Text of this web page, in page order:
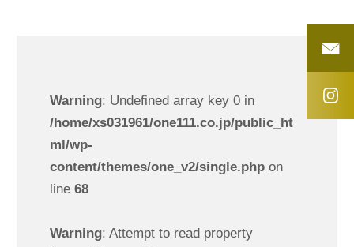
Warning: Undefined array key 0 in
/home/xs031961/one111.co.jp/public_ht
ml/wp-
content/themes/one_v2/single.phpon
line 68
Warning: Attempt to read property